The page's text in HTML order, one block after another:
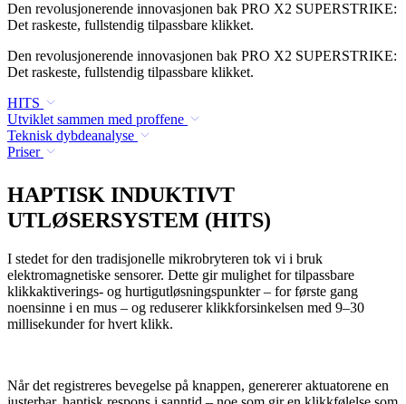
Den revolusjonerende innovasjonen bak PRO X2 SUPERSTRIKE:
Det raskeste, fullstendig tilpassbare klikket.
Den revolusjonerende innovasjonen bak PRO X2 SUPERSTRIKE:
Det raskeste, fullstendig tilpassbare klikket.
HITS
Utviklet sammen med proffene
Teknisk dybdeanalyse
Priser
HAPTISK INDUKTIVT
UTLØSERSYSTEM (HITS)
I stedet for den tradisjonelle mikrobryteren tok vi i bruk
elektromagnetiske sensorer. Dette gir mulighet for tilpassbare
klikkaktiverings- og hurtigutløsningspunkter – for første gang
noensinne i en mus – og reduserer klikkforsinkelsen med 9–30
millisekunder for hvert klikk.
Når det registreres bevegelse på knappen, genererer aktuatorene en